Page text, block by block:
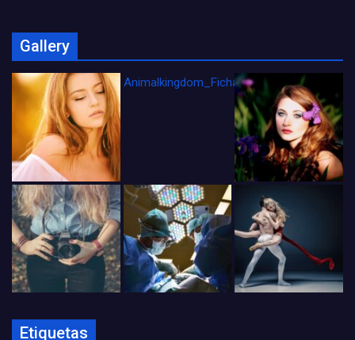
Gallery
Animalkingdom_FichaCine
Etiquetas